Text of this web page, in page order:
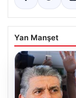
Yan Manşet